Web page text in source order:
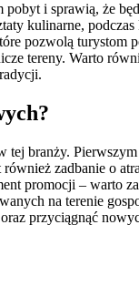
i sprawią, że
kulinarne,
pozwolą
tereny. Warto
branży.
zadbanie o
promocji – warto
na terenie
przyciągnąć